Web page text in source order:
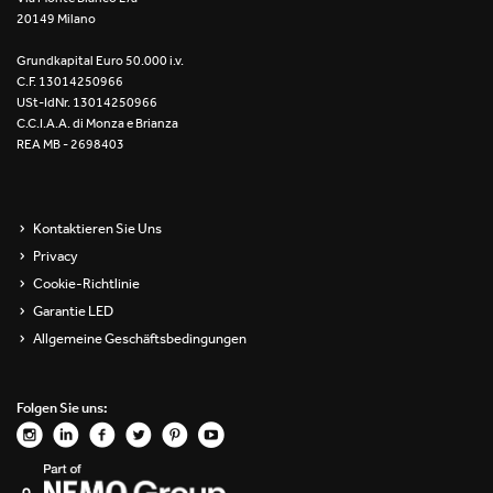
Re Low LED
Roll IOS
Unit 1X
Unit Channel
Unit Round
Yori Evo 48V
Yori Evo Box
20149 Milano
Grundkapital Euro 50.000 i.v.
C.F. 13014250966
USt-IdNr. 13014250966
C.C.I.A.A. di Monza e Brianza
REA MB - 2698403
Kontaktieren Sie Uns
Privacy
Cookie-Richtlinie
Garantie LED
Allgemeine Geschäftsbedingungen
Folgen Sie uns: